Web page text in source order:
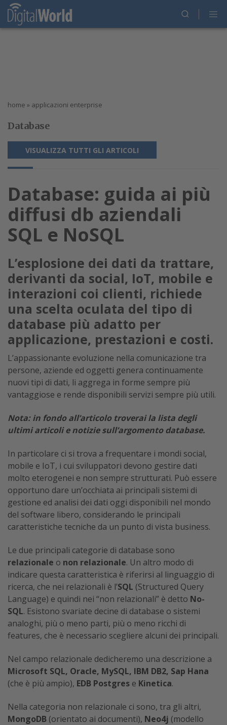
home » applicazioni enterprise
Database
VISUALIZZA TUTTI GLI ARTICOLI
Database: guida ai più
diffusi db aziendali
SQL e NoSQL
L’esplosione dei dati da trattare,
derivanti da social, IoT, mobile e
interazioni coi clienti, richiede
una scelta oculata del tipo di
database più adatto per
applicazione, prestazioni e costi.
L’appassionante evoluzione nella comunicazione tra
persone, aziende ed oggetti genera continuamente
nuovi tipi di dati, li aggrega in forme sempre più
vantaggiose e rende disponibili servizi sempre più utili.
Nota: in fondo all’articolo troverai la lista degli
ultimi articoli e notizie sull’argomento database.
In particolare ci si trova a frequentare i mondi social,
mobile e IoT, i cui sviluppatori devono gestire dati
molto eterogenei e non sempre strutturati. Può essere
opportuno dare un’occhiata ai principali sistemi di
gestione ed analisi dei dati oggi disponibili nel mondo
del software libero, considerando le principali
caratteristiche tecniche da un punto di vista business.
Le due principali categorie di database sono
relazionale o non relazionale. Un altro modo di
indicare questa caratteristica è riferirsi al linguaggio di
ricerca, che nei relazionali è l’SQL (Structured Query
Language) e quindi nei “non relazionali” è detto No-
SQL. Esistono svariate decine di database o sistemi
analoghi, più o meno parti, più o meno ricchi di
features, che è necessario scegliere alcuni dei principali.
Nel campo relazionale dedicheremo una descrizione a
Microsoft SQL, Oracle, MySQL, IBM DB2, Sap Hana
(che è più ampio), EDB Postgres e Kinetica.
Nella categoria non relazionale ci sono, tra gli altri,
MongoDB (orientato ai documenti), Neo4j (modello